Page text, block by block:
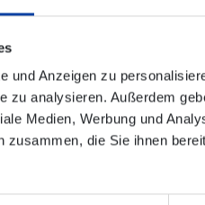
und Anzeigen zu
zu analysieren. Außerdem
Medien, Werbung und
zusammen, die Sie ihnen
Tagen